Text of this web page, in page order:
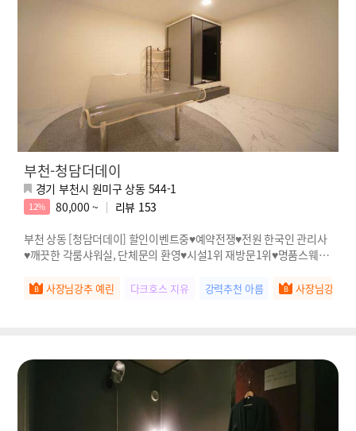
부천-청담더데이
경기 부천시 원미구 상동 544-1
12% 80,000 ~ 리뷰 153
부천 상동 [청담더데이] 할인이벤트중♥예약전쟁♥전원 한국인 관리사
♥깨끗한 각룸샤워실, 단체문의 환영♥시설1위 재방문1위♥명품스웨디
사장님강추 예린 다크호스 지유 강력추천 아름 사장님강추